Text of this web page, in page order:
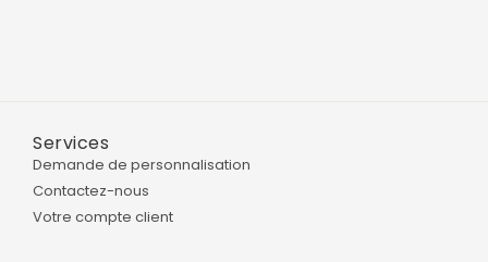
Services
Demande de personnalisation
Contactez-nous
Votre compte client